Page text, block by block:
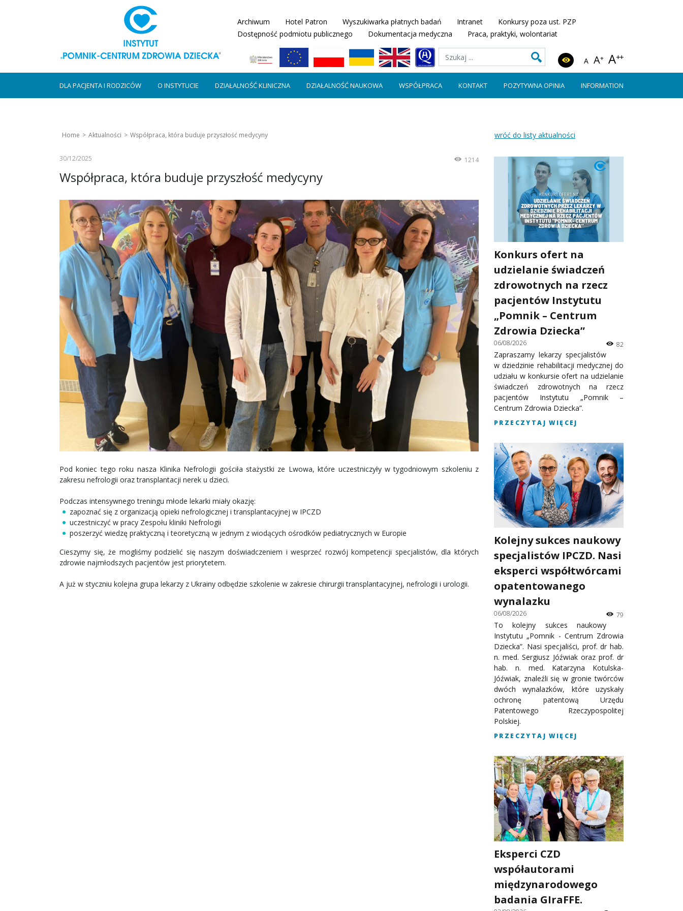
Archiwum Hotel Patron Wyszukiwarka płatnych badań Intranet
Konkursy poza ust. PZP
Dostępność podmiotu publicznego
Dokumentacja medyczna Praca, praktyki, wolontariat
A A+ A++
DLA PACJENTA I RODZICÓW O INSTYTUCIE DZIAŁALNOŚĆ KLINICZNA DZIAŁALNOŚĆ NAUKOWA WSPÓŁPRACA KONTAKT POZYTYWNA OPINIA INFORMATION
Home Aktualności Współpraca, która buduje przyszłość medycyny
30/12/2025 1214
Współpraca, która buduje przyszłość medycyny
Pod koniec tego roku nasza Klinika Nefrologii gościła stażystki ze Lwowa, które uczestniczyły w tygodniowym szkoleniu z
zakresu nefrologii oraz transplantacji nerek u dzieci.
Podczas intensywnego treningu młode lekarki miały okazję:
zapoznać się z organizacją opieki nefrologicznej i transplantacyjnej w IPCZD
uczestniczyć w pracy Zespołu kliniki Nefrologii
poszerzyć wiedzę praktyczną i teoretyczną w jednym z wiodących ośrodków pediatrycznych w Europie
Cieszymy się, że mogliśmy podzielić się naszym doświadczeniem i wesprzeć rozwój kompetencji specjalistów, dla których
zdrowie najmłodszych pacjentów jest priorytetem.
A już w styczniu kolejna grupa lekarzy z Ukrainy odbędzie szkolenie w zakresie chirurgii transplantacyjnej, nefrologii i urologii.
wróć do listy aktualności
Konkurs ofert na
udzielanie świadczeń
zdrowotnych na rzecz
pacjentów Instytutu
„Pomnik – Centrum
Zdrowia Dziecka”
06/08/2026 82
Zapraszamy lekarzy specjalistów
w dziedzinie rehabilitacji medycznej do
udziału w konkursie ofert na udzielanie
świadczeń zdrowotnych na rzecz
pacjentów Instytutu „Pomnik –
Centrum Zdrowia Dziecka”.
PRZECZYTAJ WIĘCEJ
Kolejny sukces naukowy
specjalistów IPCZD. Nasi
eksperci współtwórcami
opatentowanego
wynalazku
06/08/2026 79
To kolejny sukces naukowy
Instytutu „Pomnik - Centrum Zdrowia
Dziecka”. Nasi specjaliści, prof. dr hab.
n. med. Sergiusz Jóźwiak oraz prof. dr
hab. n. med. Katarzyna Kotulska-
Jóźwiak, znaleźli się w gronie twórców
dwóch wynalazków, które uzyskały
ochronę patentową Urzędu
Patentowego Rzeczypospolitej
Polskiej.
PRZECZYTAJ WIĘCEJ
Eksperci CZD
współautorami
międzynarodowego
badania GIraFFE.